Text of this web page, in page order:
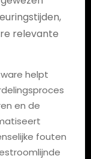
relevante
helpt
en de
fouten